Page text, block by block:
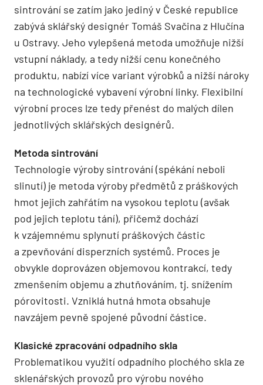
sintrování se zatím jako jediný v České republice
zabývá sklářský designér Tomáš Svačina z Hlučína
u Ostravy. Jeho vylepšená metoda umožňuje nižší
vstupní náklady, a tedy nižší cenu konečného
produktu, nabízí více variant výrobků a nižší nároky
na technologické vybavení výrobní linky. Flexibilní
výrobní proces lze tedy přenést do malých dílen
jednotlivých sklářských designérů.
Metoda sintrování
Technologie výroby sintrování (spékání neboli
slinutí) je metoda výroby předmětů z práškových
hmot jejich zahřátím na vysokou teplotu (avšak
pod jejich teplotu tání), přičemž dochází
k vzájemnému splynutí práškových částic
a zpevňování disperzních systémů. Proces je
obvykle doprovázen objemovou kontrakcí, tedy
zmenšením objemu a zhutňováním, tj. snížením
pórovitosti. Vzniklá hutná hmota obsahuje
navzájem pevně spojené původní částice.
Klasické zpracování odpadního skla
Problematikou využití odpadního plochého skla ze
sklenářských provozů pro výrobu nového